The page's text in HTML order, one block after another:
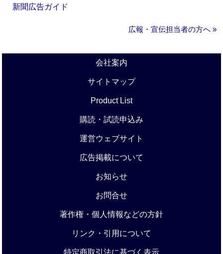
新聞広告ガイド
広報・宣伝担当者の方へ »
会社案内
サイトマップ
Product List
購読・試読申込み
運営ウェブサイト
広告掲載について
お知らせ
お問合せ
著作権・個人情報などの方針
リンク・引用について